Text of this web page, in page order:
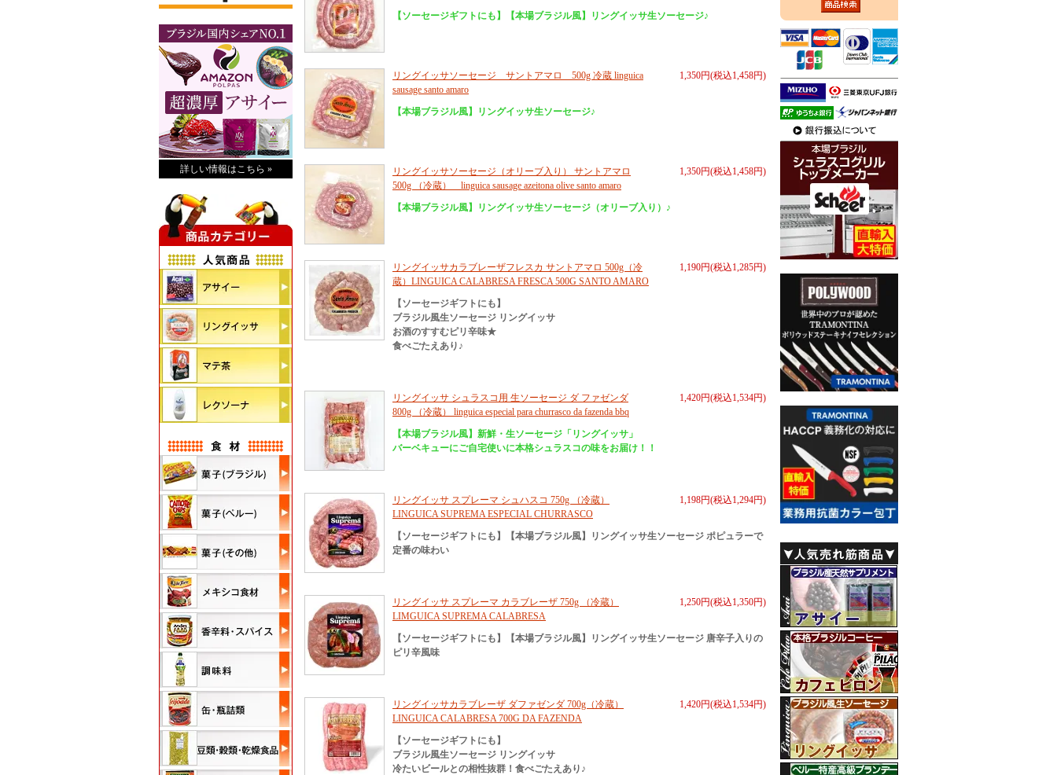
詳しい情報はこちら »
【ソーセージギフトにも】【本場ブラジル風】リングイッサ生ソーセージ♪
1,350円(税込1,458円)
リングイッサソーセージ サントアマロ 500g 冷蔵 linguica
sausage santo amaro
【本場ブラジル風】リングイッサ生ソーセージ♪
1,350円(税込1,458円)
リングイッサソーセージ（オリーブ入り） サントアマロ
500g （冷蔵） linguica sausage azeitona olive santo amaro
【本場ブラジル風】リングイッサ生ソーセージ（オリーブ入り）♪
1,190円(税込1,285円)
リングイッサカラブレーザフレスカ サントアマロ 500g（冷
蔵）LINGUICA CALABRESA FRESCA 500G SANTO AMARO
【ソーセージギフトにも】
ブラジル風生ソーセージ リングイッサ
お酒のすすむピリ辛味★
食べごたえあり♪
1,420円(税込1,534円)
リングイッサ シュラスコ用 生ソーセージ ダ ファゼンダ
800g （冷蔵） linguica especial para churrasco da fazenda bbq
【本場ブラジル風】新鮮・生ソーセージ「リングイッサ」
バーベキューにご自宅使いに本格シュラスコの味をお届け！！
1,198円(税込1,294円)
リングイッサ スプレーマ シュハスコ 750g （冷蔵）
LINGUICA SUPREMA ESPECIAL CHURRASCO
【ソーセージギフトにも】【本場ブラジル風】リングイッサ生ソーセージ ポピュラーで
定番の味わい
1,250円(税込1,350円)
リングイッサ スプレーマ カラブレーザ 750g （冷蔵）
LIMGUICA SUPREMA CALABRESA
【ソーセージギフトにも】【本場ブラジル風】リングイッサ生ソーセージ 唐辛子入りの
ピリ辛風味
1,420円(税込1,534円)
リングイッサカラブレーザ ダファゼンダ 700g（冷蔵）
LINGUICA CALABRESA 700G DA FAZENDA
【ソーセージギフトにも】
ブラジル風生ソーセージ リングイッサ
冷たいビールとの相性抜群！食べごたえあり♪